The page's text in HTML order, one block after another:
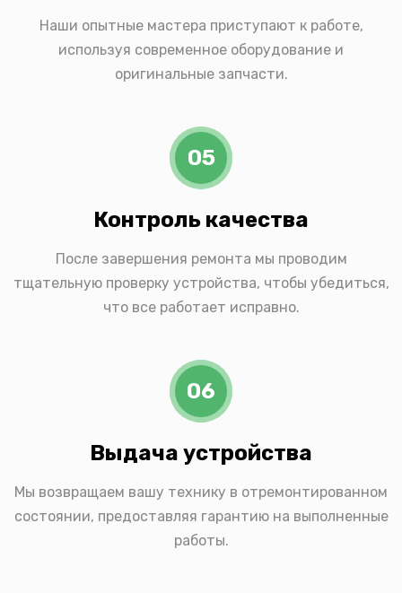
Наши опытные мастера приступают к работе,
используя современное оборудование и
оригинальные запчасти.
05
Контроль качества
После завершения ремонта мы проводим
тщательную проверку устройства, чтобы убедиться,
что все работает исправно.
06
Выдача устройства
Мы возвращаем вашу технику в отремонтированном
состоянии, предоставляя гарантию на выполненные
работы.